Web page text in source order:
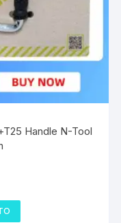
Handle N-Tool